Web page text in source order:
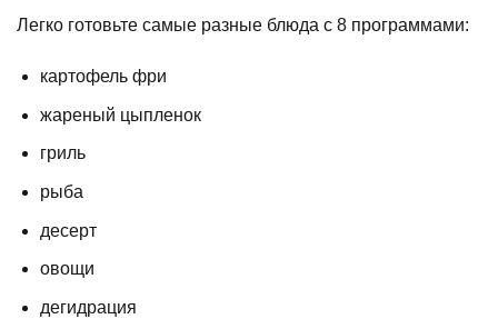
Легко готовьте самые разные блюда с 8 программами:
картофель фри
жареный цыпленок
гриль
рыба
десерт
овощи
дегидрация